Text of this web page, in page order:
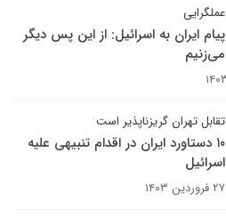
عملگرایی
پیام ایران به اسرائیل: از این پس دیگر
می‌زنیم
تقابل تهران گریزناپذیر است
۱۰ دستاورد ایران در اقدام تنبیهی علیه
اسرائیل
۲۷ فروردین ۱۴۰۳